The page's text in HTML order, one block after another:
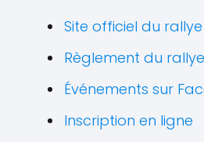
Site officiel du rallye
Règlement du rallye
Événements sur
Inscription en ligne